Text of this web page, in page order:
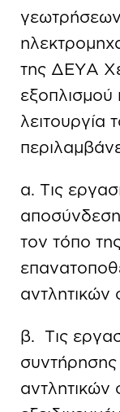
γεωτρήσεων
της ΔΕΥΑ
εξοπλισμού
λειτουργία
α. Τις
τον τόπο
αντλητικών
β. Τις